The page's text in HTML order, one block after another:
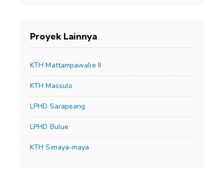
Proyek Lainnya
KTH Mattampawalie II
KTH Massulo
LPHD Sarapeang
LPHD Bulue
KTH Simaya-maya